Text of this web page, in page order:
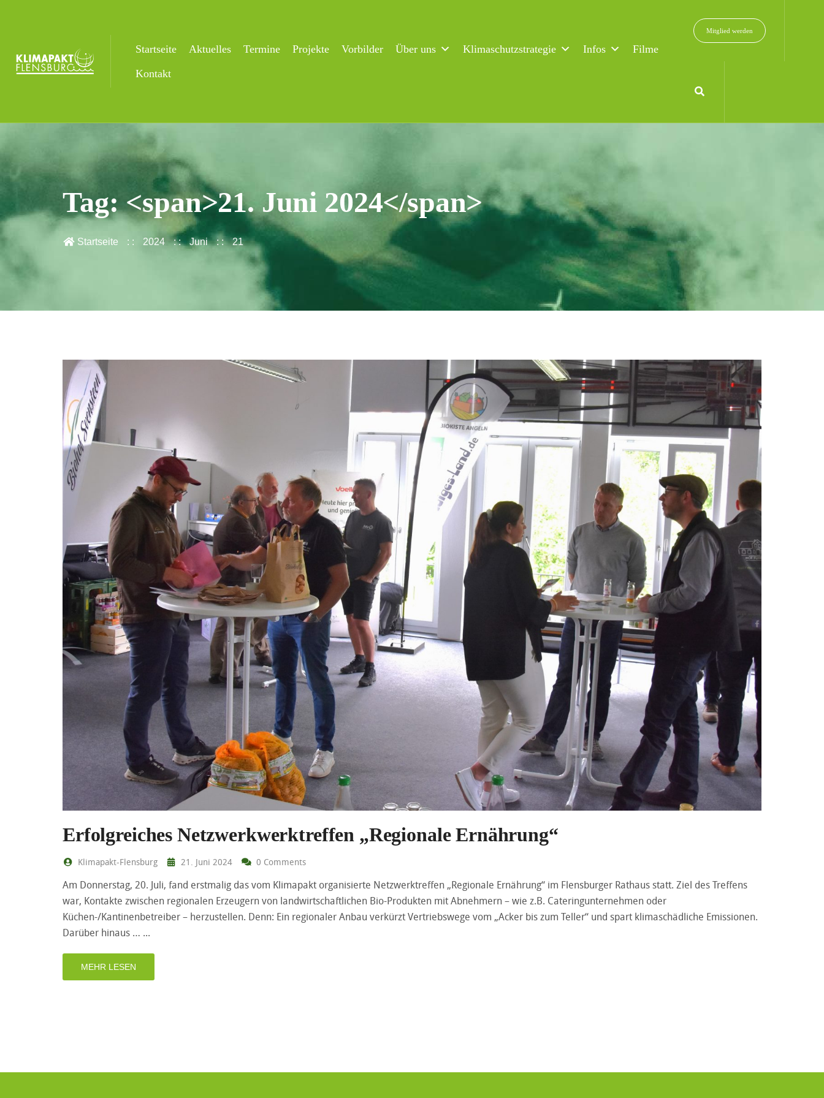
Startseite Aktuelles Termine Projekte Vorbilder Über uns Klimaschutzstrategie Infos
Filme
Kontakt
Mitglied werden
Tag: <span>21. Juni 2024</span>
Startseite 2024 Juni 21
Erfolgreiches Netzwerkwerktreffen „Regionale Ernährung“
Klimapakt-Flensburg 21. Juni 2024 0 Comments
Am Donnerstag, 20. Juli, fand erstmalig das vom Klimapakt organisierte Netzwerktreffen „Regionale Ernährung“ im Flensburger Rathaus statt. Ziel des Treffens
war, Kontakte zwischen regionalen Erzeugern von landwirtschaftlichen Bio-Produkten mit Abnehmern – wie z.B. Cateringunternehmen oder
Küchen-/Kantinenbetreiber – herzustellen. Denn: Ein regionaler Anbau verkürzt Vertriebswege vom „Acker bis zum Teller“ und spart klimaschädliche Emissionen.
Darüber hinaus …
MEHR LESEN